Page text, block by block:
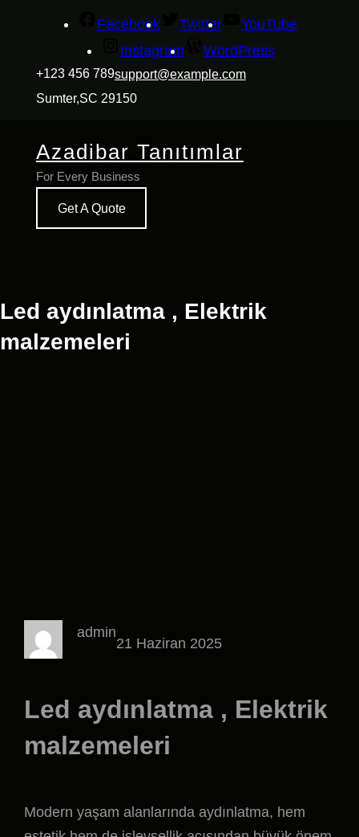
Facebook Twitter
YouTube
Instagram
WordPress
+123 456 789support@example.com
Sumter,SC 29150
Azadibar Tanıtımlar
For Every Business
Get A Quote
Led aydınlatma , Elektrik
malzemeleri
admin
21 Haziran 2025
Led aydınlatma , Elektrik
malzemeleri
Modern yaşam alanlarında aydınlatma, hem